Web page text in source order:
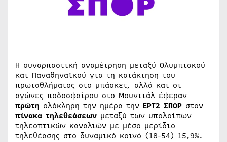
Η συναρπαστική αναμέτρηση μεταξύ Ολυμπιακού
και Παναθηναϊκού για τη κατάκτηση του
πρωταθλήματος στο μπάσκετ, αλλά και οι
αγώνες ποδοσφαίρου στο Μουντιάλ έφεραν
πρώτη ολόκληρη την ημέρα την ΕΡΤ2 ΣΠΟΡ στον
πίνακα τηλεθεάσεων μεταξύ των υπολοίπων
τηλεοπτικών καναλιών με μέσο μερίδιο
τηλεθέασης στο δυναμικό κοινό (18-54) 15,9%.